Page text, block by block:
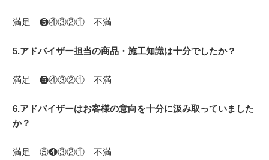
満足 ❺④③②① 不満
5.アドバイザー担当の商品・施工知識は十分でしたか？
満足 ❺④③②① 不満
6.アドバイザーはお客様の意向を十分に汲み取っていました
か？
満足 ⑤❹③②① 不満